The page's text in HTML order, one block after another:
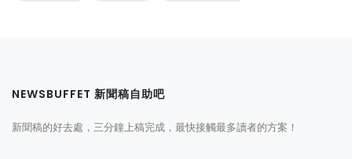
NEWSBUFFET 新聞稿自助吧
新聞稿的好去處，三分鐘上稿完成，最快接觸最多讀者的方案！